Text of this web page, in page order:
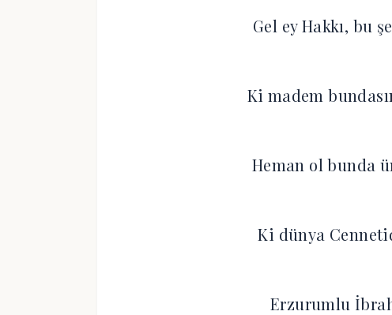
Gel ey Hakkı, bu
Ki madem
Heman ol bunda
Ki dünya
Erzurumlu